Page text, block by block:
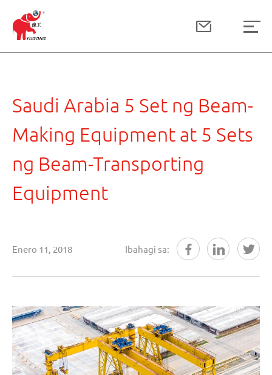
Saudi Arabia 5 Set ng Beam-
Making Equipment at 5 Sets
ng Beam-Transporting
Equipment
Enero 11, 2018 Ibahagi sa: